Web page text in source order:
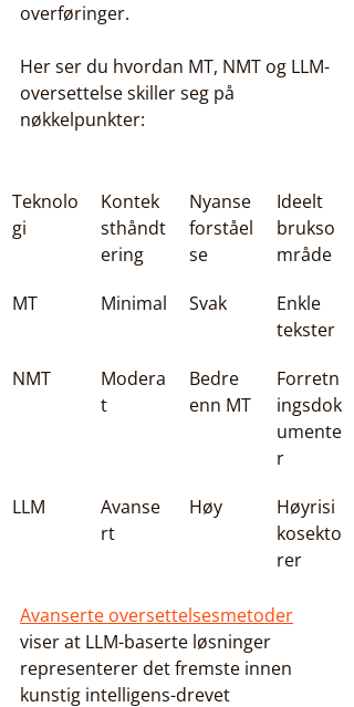
overføringer.
Her ser du hvordan MT, NMT og LLM-
oversettelse skiller seg på
nøkkelpunkter:
Teknolo
gi
Kontek
sthåndt
ering
Nyanse
forståel
se
Ideelt
brukso
mråde
MT
Minimal Svak
Enkle
tekster
NMT
Modera
t
Bedre
enn MT
Forretn
ingsdok
umente
r
LLM
Avanse
rt
Høy
Høyrisi
kosekto
rer
Avanserte oversettelsesmetoder
viser at LLM-baserte løsninger
representerer det fremste innen
kunstig intelligens-drevet